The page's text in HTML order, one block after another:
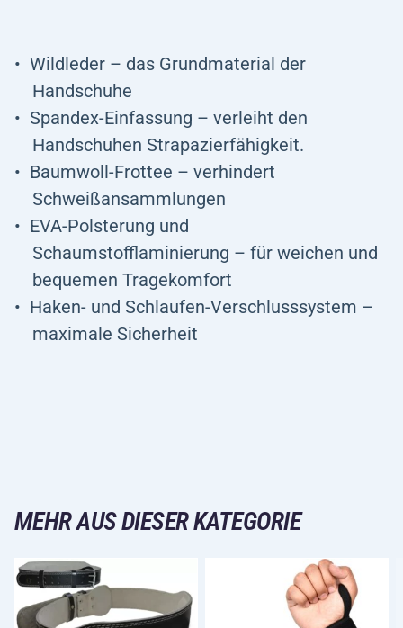
Wildleder – das Grundmaterial der
Handschuhe
Spandex-Einfassung – verleiht den
Handschuhen Strapazierfähigkeit.
Baumwoll-Frottee – verhindert
Schweißansammlungen
EVA-Polsterung und
Schaumstofflaminierung – für weichen und
bequemen Tragekomfort
Haken- und Schlaufen-Verschlusssystem –
maximale Sicherheit
MEHR AUS DIESER KATEGORIE